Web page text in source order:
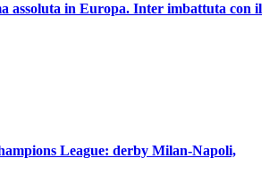
assoluta in Europa. Inter imbattuta con il
League: derby Milan-Napoli,